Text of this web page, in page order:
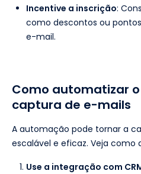
Incentive a inscrição:
como descontos ou
e-mail.
Como automatizar
captura de e-mails
A automação pode tornar a
escalável e eficaz. Veja como
Use a integração com